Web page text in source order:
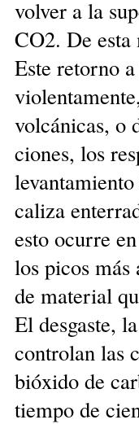
volver a la
CO2. De
Este retor­no
volcánicas, o
ciones, los
caliza
esto ocurre
los picos más
de mate­rial
El desgaste,
controlan las
bióxido de
tiempo de